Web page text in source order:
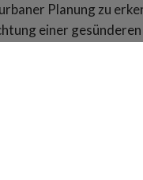
Planung zu
einer